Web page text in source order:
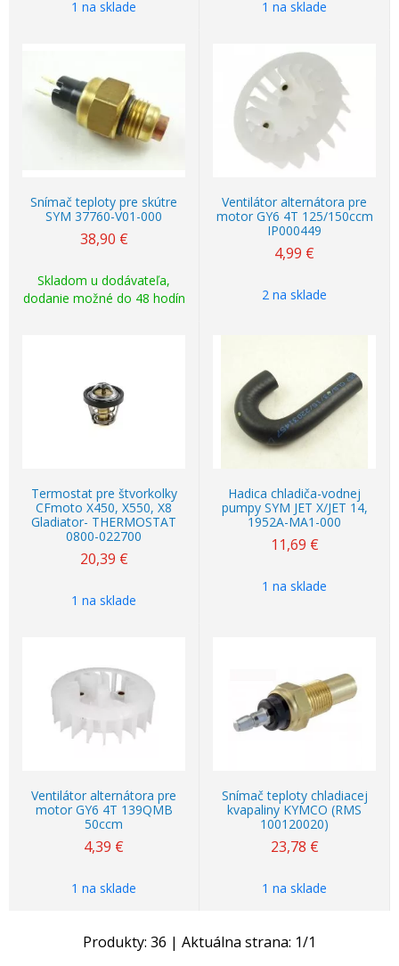
1 na sklade 1 na sklade
Snímač teploty pre skútre
SYM 37760-V01-000
38,90 €
Skladom u dodávateľa,
dodanie možné do 48 hodín
Ventilátor alternátora pre
motor GY6 4T 125/150ccm
IP000449
4,99 €
2 na sklade
Termostat pre štvorkolky
CFmoto X450, X550, X8
Gladiator- THERMOSTAT
0800-022700
20,39 €
1 na sklade
Hadica chladiča-vodnej
pumpy SYM JET X/JET 14,
1952A-MA1-000
11,69 €
1 na sklade
Ventilátor alternátora pre
motor GY6 4T 139QMB
50ccm
4,39 €
1 na sklade
Snímač teploty chladiacej
kvapaliny KYMCO (RMS
100120020)
23,78 €
1 na sklade
Produkty: 36 | Aktuálna strana: 1/1